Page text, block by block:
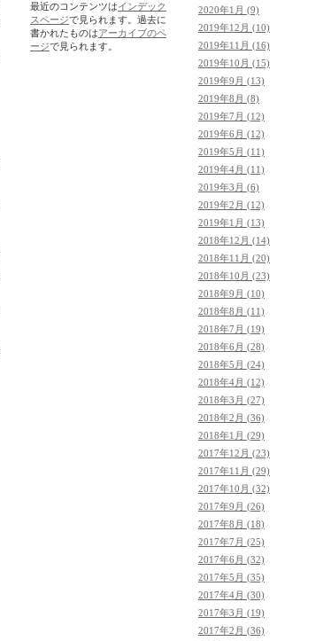
2020年1月 (9)
2019年12月 (10)
2019年11月 (16)
2019年10月 (15)
2019年9月 (13)
2019年8月 (8)
2019年7月 (12)
2019年6月 (12)
2019年5月 (11)
2019年4月 (11)
2019年3月 (6)
2019年2月 (12)
2019年1月 (13)
2018年12月 (14)
2018年11月 (20)
2018年10月 (23)
2018年9月 (10)
2018年8月 (11)
2018年7月 (19)
2018年6月 (28)
2018年5月 (24)
2018年4月 (12)
2018年3月 (27)
2018年2月 (36)
2018年1月 (29)
2017年12月 (23)
2017年11月 (29)
2017年10月 (32)
2017年9月 (26)
2017年8月 (18)
2017年7月 (25)
2017年6月 (32)
2017年5月 (35)
2017年4月 (30)
2017年3月 (19)
2017年2月 (36)
最近のコンテンツはインデック
スページで見られます。過去に
書かれたものはアーカイブのペ
ージで見られます。